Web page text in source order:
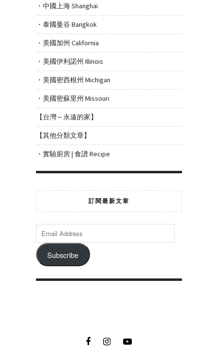
・中國上海 Shanghai
・泰國曼谷 Bangkok
・美國加州 California
・美國伊利諾州 Illinois
・美國密西根州 Michigan
・美國密蘇里州 Missouri
【台灣～永遠的家】
【其他分類文章】
・實驗廚房 | 食譜 Recipe
訂閱最新文章
Subscribe